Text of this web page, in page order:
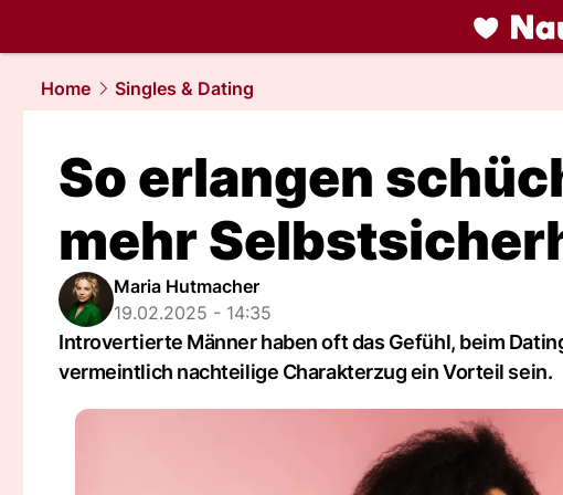
liebe.NAU.ch
Home
Singles & Dating
So erlangen
mehr
Maria Hutmacher
19.02.2025 - 14:35
Introvertierte Männer haben oft das Gefühl, beim
vermeintlich nachteilige Charakterzug ein Vorteil sein.